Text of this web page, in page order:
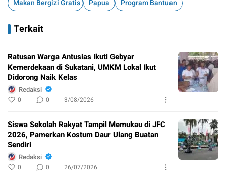
Makan Bergizi Gratis Papua Program Bantuan
Terkait
Ratusan Warga Antusias Ikuti Gebyar
Kemerdekaan di Sukatani, UMKM Lokal Ikut
Didorong Naik Kelas
Redaksi
0 0 3/08/2026
Siswa Sekolah Rakyat Tampil Memukau di JFC
2026, Pamerkan Kostum Daur Ulang Buatan
Sendiri
Redaksi
0 0 26/07/2026